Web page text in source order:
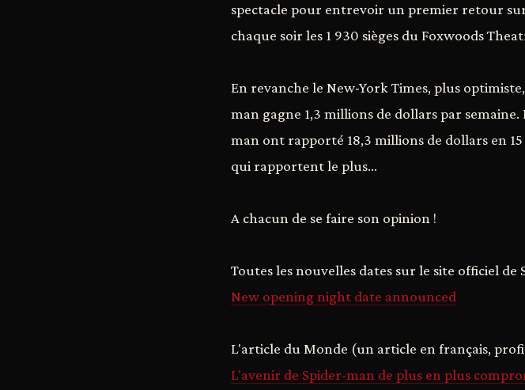
spectacle pour entrevoir un premier retour
chaque soir les 1 930 sièges du Foxwoods
En revanche le New-York Times, plus
man gagne 1,3 millions de dollars par
man ont rapporté 18,3 millions de dollars en
qui rapportent le plus…
A chacun de se faire son opinion !
Toutes les nouvelles dates sur le site officiel de
New opening night date announced
L'article du Monde (un article en français,
L'avenir de Spider-man de plus en plus